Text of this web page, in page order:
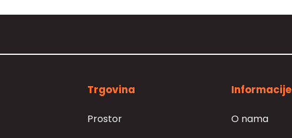
Trgovina
Prostor
Informacije
O nama